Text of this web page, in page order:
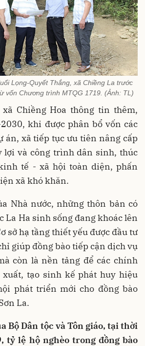
Lọng-Quyết Thắng, xã Chiềng La trước
vốn Chương trình MTQG 1719. (Ảnh: TL)
xã Chiềng Hoa thông tin thêm,
khi được phân bổ vốn các
án, xã tiếp tục ưu tiên nâng cấp
lợi và công trình dân sinh, thúc
tế - xã hội toàn diện, phấn
xã khó khăn.
Nhà nước, những thôn bản có
La Ha sinh sống đang khoác lên
sở hạ tầng thiết yếu được đầu tư
giúp đồng bào tiếp cận dịch vụ
còn là nền tảng để các chính
xuất, tạo sinh kế phát huy hiệu
phát triển mới cho đồng bào
La.
Bộ Dân tộc và Tôn giáo, tại thời
tỷ lệ hộ nghèo trong đồng bào